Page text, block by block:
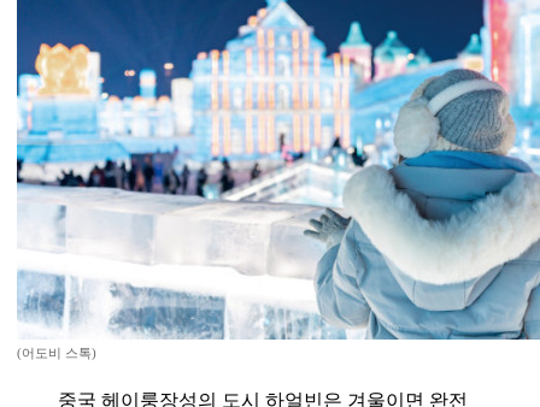
(어도비 스톡)
중국 헤이룽장성의 도시 하얼빈은 겨울이면 완전